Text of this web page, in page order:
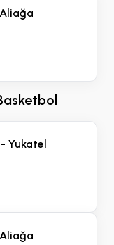
Yukatel